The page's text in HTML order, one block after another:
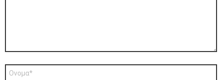
Όνομα